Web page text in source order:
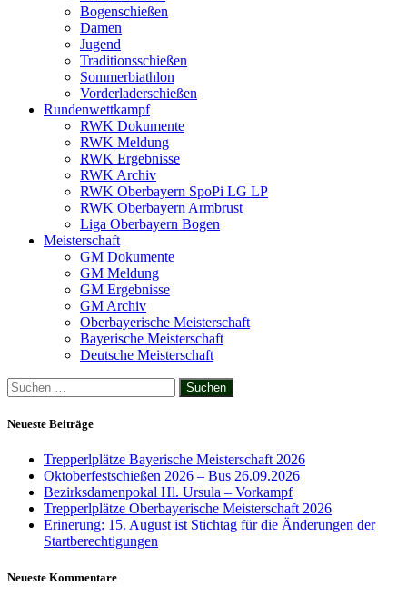
Bogenschießen
Damen
Jugend
Traditionsschießen
Sommerbiathlon
Vorderladerschießen
Rundenwettkampf
RWK Dokumente
RWK Meldung
RWK Ergebnisse
RWK Archiv
RWK Oberbayern SpoPi LG LP
RWK Oberbayern Armbrust
Liga Oberbayern Bogen
Meisterschaft
GM Dokumente
GM Meldung
GM Ergebnisse
GM Archiv
Oberbayerische Meisterschaft
Bayerische Meisterschaft
Deutsche Meisterschaft
Suchen
nach:
Neueste Beiträge
Trepperlplätze Bayerische Meisterschaft 2026
Oktoberfestschießen 2026 – Bus 26.09.2026
Bezirksdamenpokal Hl. Ursula – Vorkampf
Trepperlplätze Oberbayerische Meisterschaft 2026
Erinerung: 15. August ist Stichtag für die Änderungen der
Startberechtigungen
Neueste Kommentare